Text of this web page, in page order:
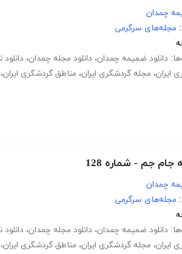
چمدان
مجله‌های سرگرمی
دانلود ضمیمه چمدان، دانلود مجله چمدان،
ایران، مجله گردشگری ایران، مناطق گردشگری ایران،
جم - شماره 128
چمدان
مجله‌های سرگرمی
دانلود ضمیمه چمدان، دانلود مجله چمدان،
ایران، مجله گردشگری ایران، مناطق گردشگری ایران،